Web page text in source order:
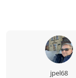
jpel68